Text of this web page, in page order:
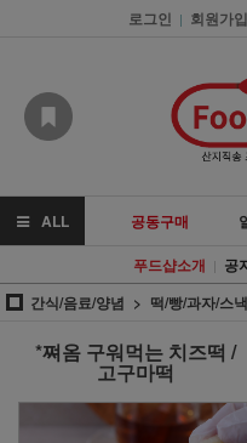
로그인 | 회원가입
ALL 공동구매
푸드샵소개 | 공
간식/음료/양념
떡/빵/과자/스낵
*쪄옴 구워먹는 치즈떡 /
고구마떡